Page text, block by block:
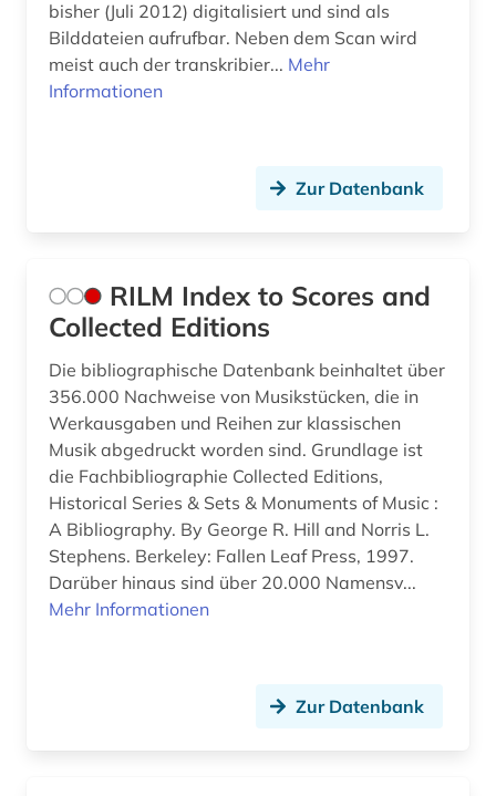
bisher (Juli 2012) digitalisiert und sind als
Bilddateien aufrufbar. Neben dem Scan wird
meist auch der transkribier... Mehr
Informationen
Zur Datenbank
RILM Index to Scores and
Collected Editions
Die bibliographische Datenbank beinhaltet über
356.000 Nachweise von Musikstücken, die in
Werkausgaben und Reihen zur klassischen
Musik abgedruckt worden sind. Grundlage ist
die Fachbibliographie Collected Editions,
Historical Series & Sets & Monuments of Music :
A Bibliography. By George R. Hill and Norris L.
Stephens. Berkeley: Fallen Leaf Press, 1997.
Darüber hinaus sind über 20.000 Namensv...
Mehr Informationen
Zur Datenbank